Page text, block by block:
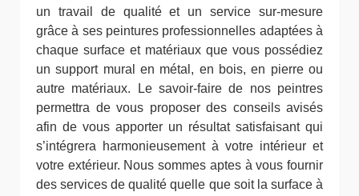
un travail de qualité et un service sur-mesure
grâce à ses peintures professionnelles adaptées à
chaque surface et matériaux que vous possédiez
un support mural en métal, en bois, en pierre ou
autre matériaux. Le savoir-faire de nos peintres
permettra de vous proposer des conseils avisés
afin de vous apporter un résultat satisfaisant qui
s’intégrera harmonieusement à votre intérieur et
votre extérieur. Nous sommes aptes à vous fournir
des services de qualité quelle que soit la surface à